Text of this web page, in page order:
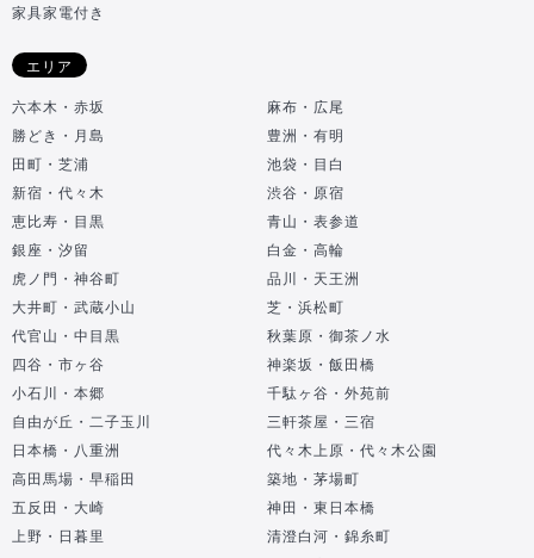
家具家電付き
エリア
六本木・赤坂
麻布・広尾
勝どき・月島
豊洲・有明
田町・芝浦
池袋・目白
新宿・代々木
渋谷・原宿
恵比寿・目黒
青山・表参道
銀座・汐留
白金・高輪
虎ノ門・神谷町
品川・天王洲
大井町・武蔵小山
芝・浜松町
代官山・中目黒
秋葉原・御茶ノ水
四谷・市ヶ谷
神楽坂・飯田橋
小石川・本郷
千駄ヶ谷・外苑前
自由が丘・二子玉川
三軒茶屋・三宿
日本橋・八重洲
代々木上原・代々木公園
高田馬場・早稲田
築地・茅場町
五反田・大崎
神田・東日本橋
上野・日暮里
清澄白河・錦糸町